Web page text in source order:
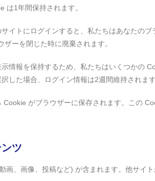
は1年間保持されます。
イトにログインすると、私たちはあなたの
ーを閉じた時に廃棄されます。
情報を保持するため、私たちはいくつかの
した場合、ログイン情報は2週間維持されま
がブラウザーに保存されます。この
ツ
画、画像、投稿など) が含まれます。他サ